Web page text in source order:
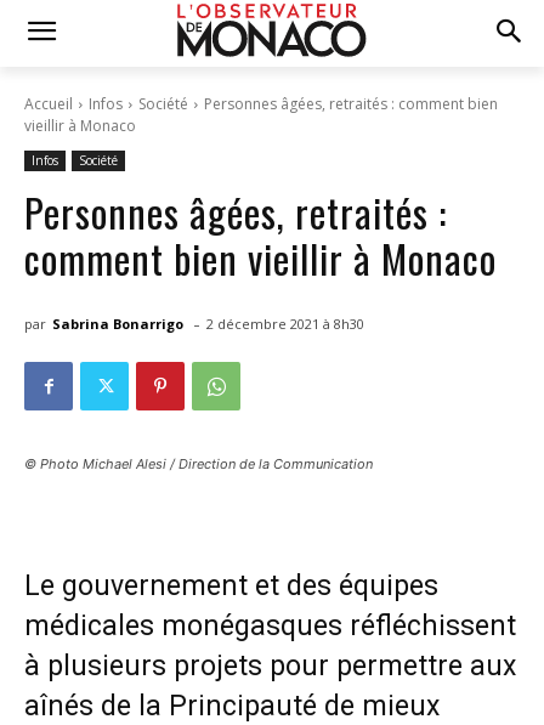
Accueil Infos Société
Personnes âgées, retraités : comment bien
vieillir à Monaco
Infos Société
Personnes âgées, retraités :
comment bien vieillir à Monaco
par Sabrina Bonarrigo - 2 décembre 2021 à 8h30
© Photo Michael Alesi / Direction de la Communication
Le gouvernement et des équipes
médicales monégasques réfléchissent
à plusieurs projets pour permettre aux
aînés de la Principauté de mieux